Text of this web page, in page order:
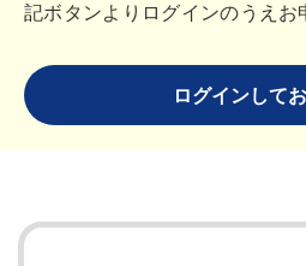
記ボタンよりログインのうえお
ログインして